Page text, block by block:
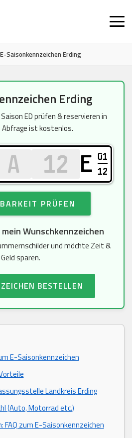
E-Saisonkennzeichen Erding
Erding
ED prüfen & reservieren in
Abfrage ist kostenlos.
E 01
12
PRÜFEN
Wunschkennzeichen
und möchte Zeit &
Geld sparen.
BESTELLEN
E-Saisonkennzeichen
Landkreis Erding
(Auto, Motorrad etc.)
FAQ zum E-Saisonkennzeichen